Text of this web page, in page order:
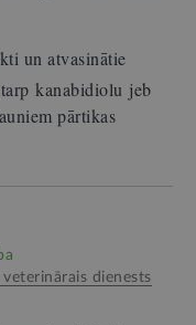
un atvasinātie
kanabidiolu jeb
pārtikas
veterinārais dienests